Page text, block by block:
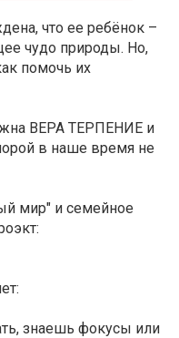
что ее ребёнок –
чудо природы. Но,
помочь их
ВЕРА ТЕРПЕНИЕ и
в наше время не
мир" и семейное
знаешь фокусы или